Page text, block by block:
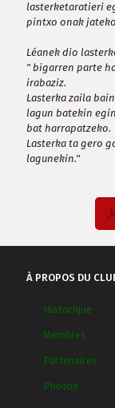
lasterketaratieri
pintxo onak
Léanek dio
" bigarren parte
irabaziz.
Lasterka zaila
lagun batekin
bat harrapatzeko.
Lasterka ta gero
lagunekin."
À PROPOS DU
Historique
Membres
Partenaires
Photos